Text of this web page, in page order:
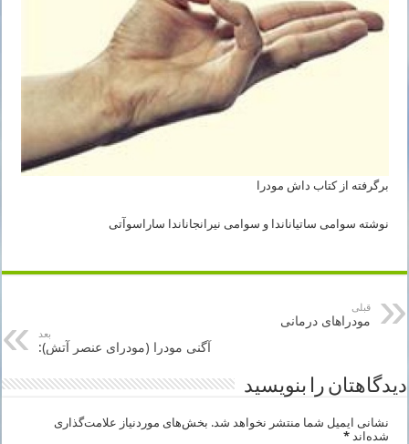
برگرفته از کتاب داش مودرا
نوشته سوامی ساتیاناندا و سوامی نیرانجاناندا ساراسوآتی
قبلی
مودراهای درمانی
بعد
آگنی مودرا (مودرای عنصر آتش):
دیدگاهتان را بنویسید
نشانی ایمیل شما منتشر نخواهد شد. بخش‌های موردنیاز علامت‌گذاری
شده‌اند*